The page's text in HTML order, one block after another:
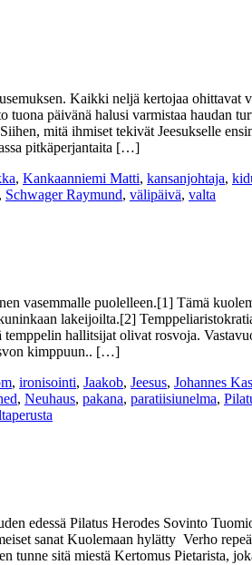
Kaikki neljä kertojaa
päivänä halusi varmistaa haudan
mitä ihmiset tekivät Jeesukselle
pitkäperjantaita […]
, Kankaanniemi Matti, kansanjohtaja,
, Schwager Raymund, välipäivä, valta
vasemmalle puolelleen.[1] Tämä
lakeijoilta.[2]
hallitsijat olivat rosvoja.
kimppuun.. […]
, ironisointi, Jaakob, Jeesus, Johannes
, Neuhaus, pakana, paratiisiunelma,
edessä Pilatus Herodes Sovinto
sanat Kuolemaan hylätty Verho
sitä miestä Kertomus Pietarista,